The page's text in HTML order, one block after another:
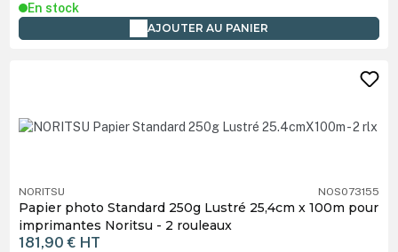
En stock
AJOUTER AU PANIER
NORITSU NOS073155
Papier photo Standard 250g Lustré 25,4cm x 100m pour
imprimantes Noritsu - 2 rouleaux
181,90 € HT